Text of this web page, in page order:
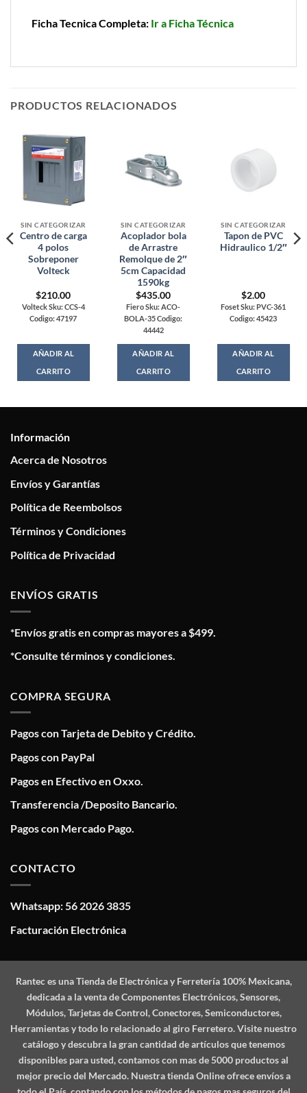
Ficha Tecnica Completa: Ir a Ficha Técnica
PRODUCTOS RELACIONADOS
SIN CATEGORIZAR
Centro de carga
4 polos
Sobreponer
Volteck
$210.00
Volteck Sku: CCS-4
Codigo: 47197
AÑADIR AL
CARRITO
SIN CATEGORIZAR
Acoplador bola
de Arrastre
Remolque de 2″
5cm Capacidad
1590kg
$435.00
Fiero Sku: ACO-
BOLA-35 Codigo:
44442
AÑADIR AL
CARRITO
SIN CATEGORIZAR
Tapon de PVC
Hidraulico 1/2″
$2.00
Foset Sku: PVC-361
Codigo: 45423
AÑADIR AL
CARRITO
Información
Acerca de Nosotros
Envíos y Garantías
Política de Reembolsos
Términos y Condiciones
Política de Privacidad
ENVÍOS GRATIS
*Envíos gratis en compras mayores a $499.
*Consulte términos y condiciones.
COMPRA SEGURA
Pagos con Tarjeta de Debito y Crédito.
Pagos con PayPal
Pagos en Efectivo en Oxxo.
Transferencia /Deposito Bancario.
Pagos con Mercado Pago.
CONTACTO
Whatsapp: 56 2026 3835
Facturación Electrónica
Ranteces una Tienda de Electrónica y Ferretería 100% Mexicana,
dedicada a la venta de Componentes Electrónicos, Sensores,
Módulos, Tarjetas de Control, Conectores, Semiconductores,
Herramientas y todo lo relacionado al giro Ferretero. Visite nuestro
catálogo y descubra la gran cantidad de artículos que tenemos
disponibles para usted, contamos con mas de 5000 productos al
mejor precio del Mercado. Nuestra tienda Online ofrece envíos a